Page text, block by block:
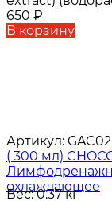
650 ₽
В корзину
Артикул: GAC02
( 300 мл)
охлаждающее
Вес:0.37 кг